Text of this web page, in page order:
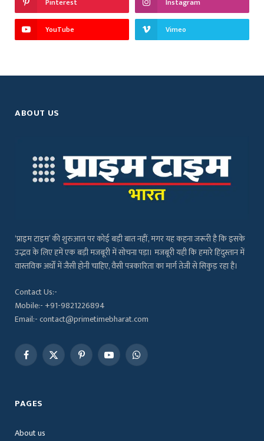
YouTube Vimeo
ABOUT US
‘प्राइम टाइम’ की शुरुआत पर कोई बड़ी बात नहीं, मगर यह कहना जरूरी है कि इसके
उद्भव के लिए हमें एक बड़ी मजबूरी में सोचना पड़ा। मजबूरी यही कि हमारे हिंदुस्तान में
वास्तविक अर्थों में जैसी होनी चाहिए, वैसी पत्रकारिता का मार्ग तेजी से सिकुड़ रहा है।
Contact Us:-
Mobile:- +91-9821226894
Email:- contact@primetimebharat.com
Facebook
X
PinterestYouTubeWhatsApp
PAGES
About us